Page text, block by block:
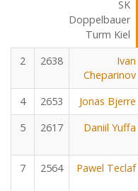
SK
Doppelbauer
Turm Kiel
2 2638
Ivan
Cheparinov
4 2653 Jonas Bjerre
5
2617 Daniil Yuffa
7 2564 Pawel Teclaf